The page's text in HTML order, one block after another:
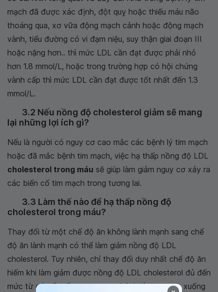
mạch đã được xác định, đột quỵ hoặc thiếu máu não
thoáng qua, xơ vữa động mạch cảnh hoặc động mạch
vành, tiểu đường có vi đạm niệu, suy thận giai đoạn III
hoặc nặng hơn.. thì mức LDL cần đạt được phải nhỏ
hơn 1.8 mmol/L, hoặc trong trường hợp có hội chứng
vành cấp thì mức LDL cần đạt được tốt nhất đến 1.3
mmol/L.
3.2 Nếu nồng độ cholesterol giảm sẽ mang
lại những lợi ích gì?
Nếu là người có nguy cơ cao mắc các bệnh lý tim mạch
hoặc đã mắc bệnh tim mạch, việc hạ thấp nồng độ LDL
cholesterol trong máu sẽ giúp làm giảm nguy cơ xảy ra
các biến cố tim mạch trong tương lai.
3.3 Làm thế nào để hạ thấp nồng độ
cholesterol trong máu?
Thay đổi từ một chế độ ăn không lành mạnh sang chế
độ ăn lành mạnh có thể làm giảm nồng độ LDL
cholesterol. Tuy nhiên, chỉ thay đổi duy nhất chế độ ăn
hiếm khi làm giảm được nồng độ LDL cholesterol đủ đến
mức từ có yếu tố nguy cơ cao bệnh lý tim mạch xuống